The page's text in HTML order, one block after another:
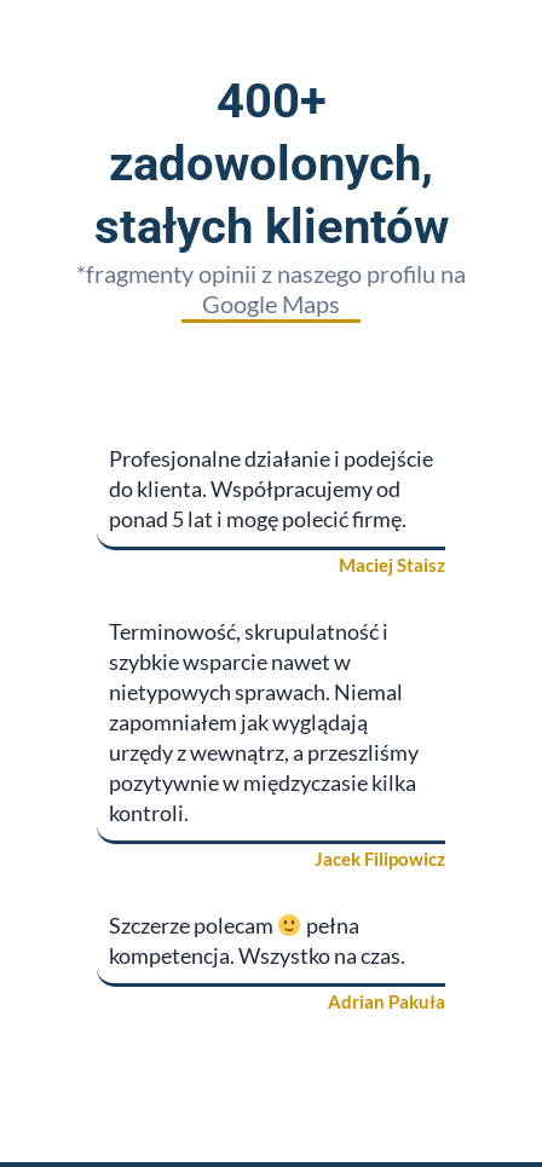
400+
zadowolonych,
stałych klientów
*fragmenty opinii z naszego profilu na
Google Maps
Profesjonalne działanie i podejście
do klienta. Współpracujemy od
ponad 5 lat i mogę polecić firmę.
Maciej Staisz
Terminowość, skrupulatność i
szybkie wsparcie nawet w
nietypowych sprawach. Niemal
zapomniałem jak wyglądają
urzędy z wewnątrz, a przeszliśmy
pozytywnie w międzyczasie kilka
kontroli.
Jacek Filipowicz
Szczerze polecam
pełna
kompetencja. Wszystko na czas.
Adrian Pakuła